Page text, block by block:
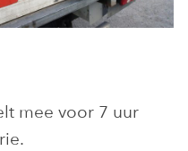
mee voor 7 uur